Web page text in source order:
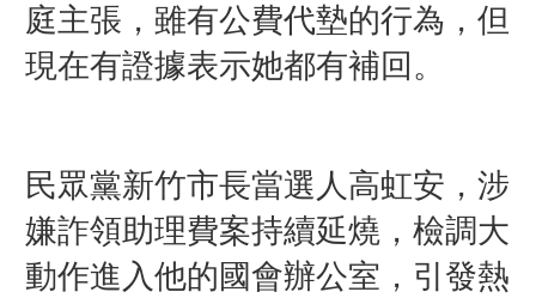
庭主張，雖有公費代墊的行為，但
現在有證據表示她都有補回。
民眾黨新竹市長當選人高虹安，涉
嫌詐領助理費案持續延燒，檢調大
動作進入他的國會辦公室，引發熱